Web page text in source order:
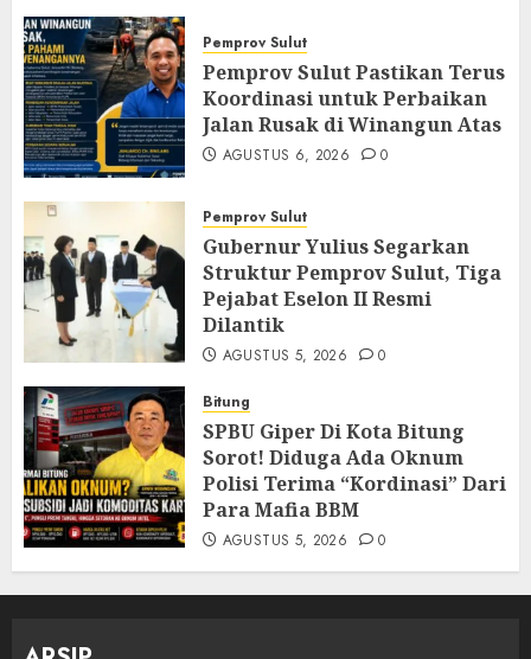
Pemprov Sulut
Pemprov Sulut Pastikan Terus
Koordinasi untuk Perbaikan
Jalan Rusak di Winangun Atas
AGUSTUS 6, 2026 0
Pemprov Sulut
Gubernur Yulius Segarkan
Struktur Pemprov Sulut, Tiga
Pejabat Eselon II Resmi
Dilantik
AGUSTUS 5, 2026 0
Bitung
SPBU Giper Di Kota Bitung
Sorot! Diduga Ada Oknum
Polisi Terima “Kordinasi” Dari
Para Mafia BBM
AGUSTUS 5, 2026 0